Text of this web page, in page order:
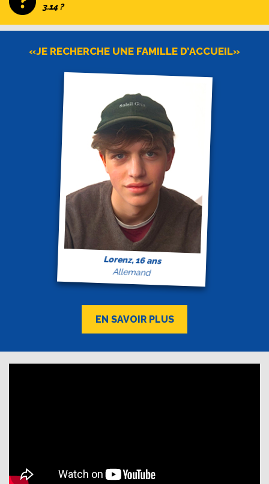
3.14 ?
«JE RECHERCHE UNE FAMILLE D’ACCUEIL»
Lorenz, 16 ans
Allemand
EN SAVOIR PLUS